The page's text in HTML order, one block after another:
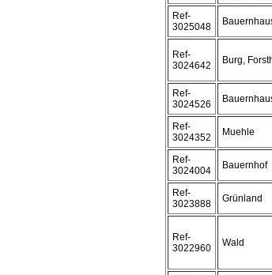
Ref-
3025048
Ref-
3024642
Burg,
Ref-
3024526
Ref-
3024352
Muehle
Ref-
3024004
Bauernhof
Ref-
3023888
Grünland
Ref-
3022960
Wald